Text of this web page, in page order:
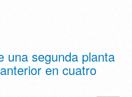
una segunda planta
en cuatro